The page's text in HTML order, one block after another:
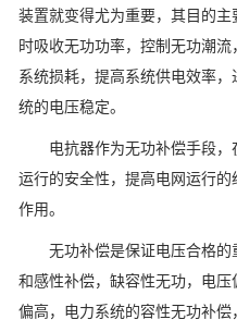
装置就变得尤为重要，其目的
时吸收无功功率，控制无功潮
系统损耗，提高系统供电效率
统的电压稳定。
电抗器作为无功补偿手段，
运行的安全性，提高电网运行
作用。
无功补偿是保证电压合格的
和感性补偿，缺容性无功，电
偏高，电力系统的容性无功补